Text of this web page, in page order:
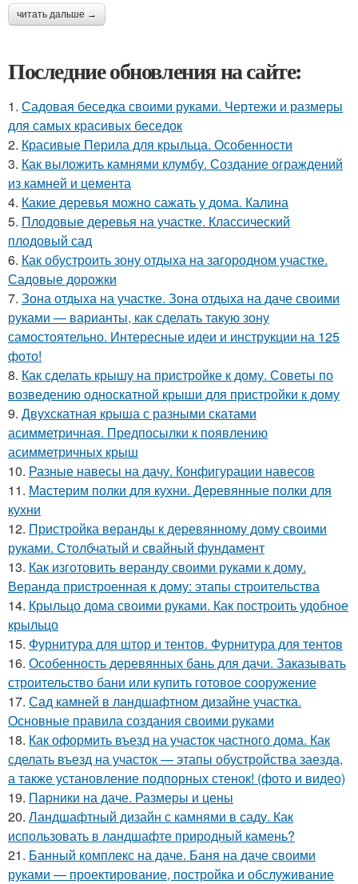
читать дальше →
Последние обновления на сайте:
1. Садовая беседка своими руками. Чертежи и размеры
для самых красивых беседок
2. Красивые Перила для крыльца. Особенности
3. Как выложить камнями клумбу. Создание ограждений
из камней и цемента
4. Какие деревья можно сажать у дома. Калина
5. Плодовые деревья на участке. Классический
плодовый сад
6. Как обустроить зону отдыха на загородном участке.
Садовые дорожки
7. Зона отдыха на участке. Зона отдыха на даче своими
руками — варианты, как сделать такую зону
самостоятельно. Интересные идеи и инструкции на 125
фото!
8. Как сделать крышу на пристройке к дому. Советы по
возведению односкатной крыши для пристройки к дому
9. Двухскатная крыша с разными скатами
асимметричная. Предпосылки к появлению
асимметричных крыш
10. Разные навесы на дачу. Конфигурации навесов
11. Мастерим полки для кухни. Деревянные полки для
кухни
12. Пристройка веранды к деревянному дому своими
руками. Столбчатый и свайный фундамент
13. Как изготовить веранду своими руками к дому.
Веранда пристроенная к дому: этапы строительства
14. Крыльцо дома своими руками. Как построить удобное
крыльцо
15. Фурнитура для штор и тентов. Фурнитура для тентов
16. Особенность деревянных бань для дачи. Заказывать
строительство бани или купить готовое сооружение
17. Сад камней в ландшафтном дизайне участка.
Основные правила создания своими руками
18. Как оформить въезд на участок частного дома. Как
сделать въезд на участок — этапы обустройства заезда,
а также установление подпорных стенок! (фото и видео)
19. Парники на даче. Размеры и цены
20. Ландшафтный дизайн с камнями в саду. Как
использовать в ландшафте природный камень?
21. Банный комплекс на даче. Баня на даче своими
руками — проектирование, постройка и обслуживание